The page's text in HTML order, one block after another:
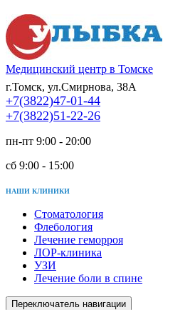
Медицинский центр в Томске
г.Томск, ул.Смирнова, 38А
+7(3822)47-01-44
+7(3822)51-22-26
пн-пт 9:00 - 20:00
сб 9:00 - 15:00
НАШИ КЛИНИКИ
Стоматология
Флебология
Лечение геморроя
ЛОР-клиника
УЗИ
Лечение боли в спине
Переключатель навигации